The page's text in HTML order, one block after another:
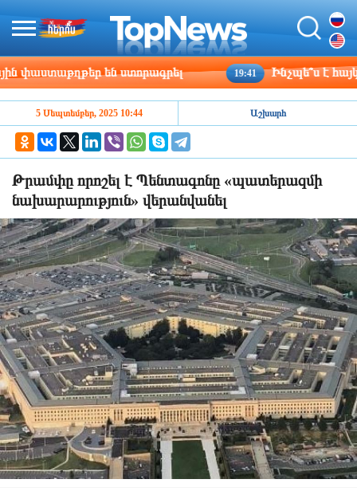
են ստորագրել 19:41 Ինչպե՞ս է
5 Սեպտեմբեր, 2025 10:44 Աշխարհ
Թրամփը որոշել է Պենտագոնը «պատերազմի
նախարարություն» վերանվանել